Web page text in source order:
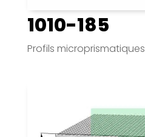
1010-185
Profils microprismatiques